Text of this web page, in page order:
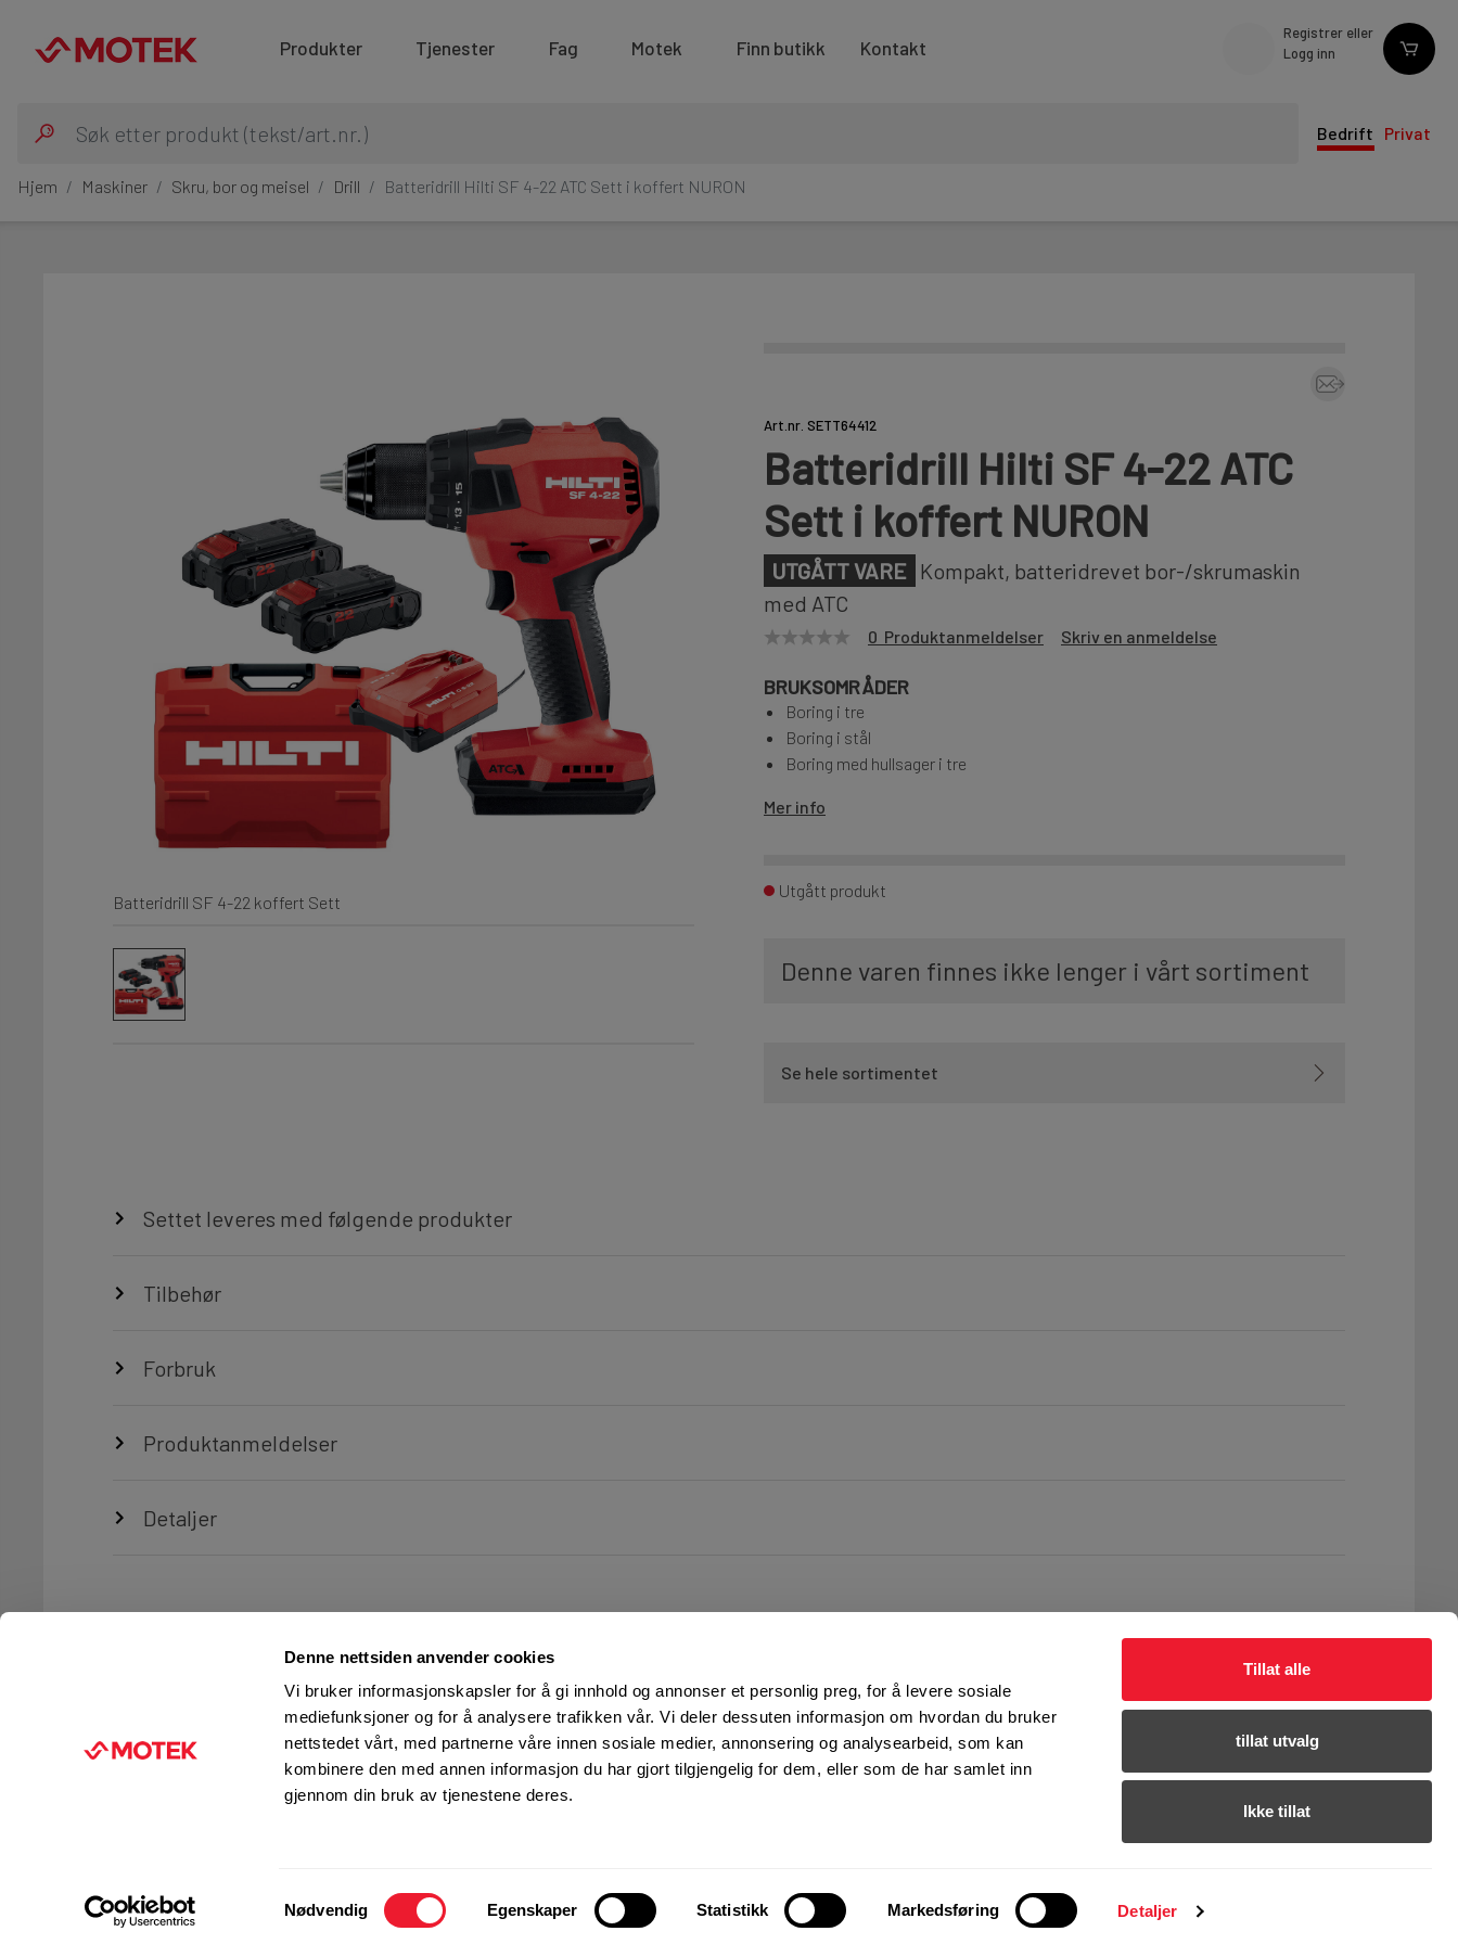
Denne nettsiden anvender cookies
Vi bruker informasjonskapsler for å gi innhold og annonser et personlig preg, for å levere sosiale
mediefunksjoner og for å analysere trafikken vår. Vi deler dessuten informasjon om hvordan du bruker
nettstedet vårt, med partnerne våre innen sosiale medier, annonsering og analysearbeid, som kan
kombinere den med annen informasjon du har gjort tilgjengelig for dem, eller som de har samlet inn
gjennom din bruk av tjenestene deres.
Samtykkevalg
Nødvendig Egenskaper Statistikk Markedsføring Detaljer
Tillat alle
tillat utvalg
Ikke tillat
Produkter Tjenester Fag Motek Finn butikk Kontakt
Registrer eller
Logg inn
Bedrift Privat
Hjem Maskiner Skru, bor og meisel Drill Batteridrill Hilti SF 4-22 ATC Sett i koffert NURON
Batteridrill SF 4-22 koffert Sett
Art.nr. SETT64412
Batteridrill Hilti SF 4-22 ATC
Sett i koffert NURON
UTGÅTT VARE Kompakt, batteridrevet bor-/skrumaskin
med ATC
0 Produktanmeldelser Skriv en anmeldelse
BRUKSOMRÅDER
Boring i tre
Boring i stål
Boring med hullsager i tre
Mer info
Utgått produkt
Denne varen finnes ikke lenger i vårt sortiment
Se hele sortimentet
Settet leveres med følgende produkter
Tilbehør
Forbruk
Produktanmeldelser
Detaljer
FIRMAINFORMASJON
TJENESTER
Ingeniørtjenester
Management
FØLG OSS PÅ
Facebook
KUNDESERVICE:
Man-Fre: 07:00 - 16:00